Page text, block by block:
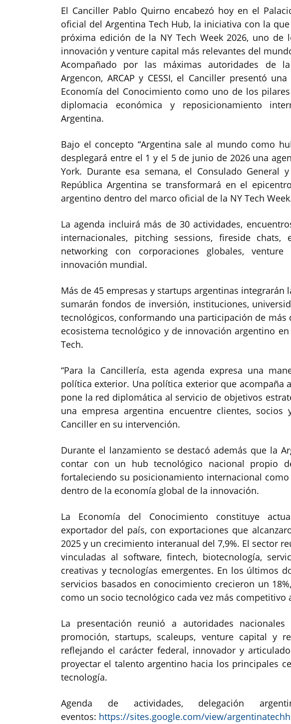
El Canciller Pablo Quirno encabezó hoy en el
oficial del Argentina Tech Hub, la iniciativa con la
próxima edición de la NY Tech Week 2026, uno de
innovación y venture capital más relevantes del
Acompañado por las máximas autoridades de
Argencon, ARCAP y CESSI, el Canciller presentó
Economía del Conocimiento como uno de los
diplomacia económica y reposicionamiento
Argentina.
Bajo el concepto “Argentina sale al mundo como
desplegará entre el 1 y el 5 de junio de 2026 una
York. Durante esa semana, el Consulado General
República Argentina se transformará en el
argentino dentro del marco oficial de la NY Tech
La agenda incluirá más de 30 actividades,
internacionales, pitching sessions, fireside chats,
networking con corporaciones globales,
innovación mundial.
Más de 45 empresas y startups argentinas integrarán
sumarán fondos de inversión, instituciones,
tecnológicos, conformando una participación de más
ecosistema tecnológico y de innovación argentino
Tech.
“Para la Cancillería, esta agenda expresa una
política exterior. Una política exterior que acompaña
pone la red diplomática al servicio de objetivos
una empresa argentina encuentre clientes, socios
Canciller en su intervención.
Durante el lanzamiento se destacó además que la
contar con un hub tecnológico nacional propio
fortaleciendo su posicionamiento internacional
dentro de la economía global de la innovación.
La Economía del Conocimiento constituye
exportador del país, con exportaciones que
2025 y un crecimiento interanual del 7,9%. El sector
vinculadas al software, fintech, biotecnología,
creativas y tecnologías emergentes. En los últimos
servicios basados en conocimiento crecieron un
como un socio tecnológico cada vez más competitivo
La presentación reunió a autoridades
promoción, startups, scaleups, venture capital y
reflejando el carácter federal, innovador y
proyectar el talento argentino hacia los principales
tecnología.
Agenda de actividades, delegación
eventos: https://sites.google.com/view/